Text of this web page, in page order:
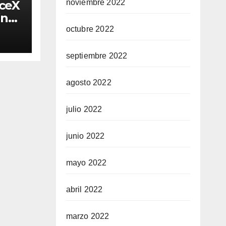
noviembre 2022
octubre 2022
septiembre 2022
agosto 2022
julio 2022
junio 2022
mayo 2022
abril 2022
marzo 2022